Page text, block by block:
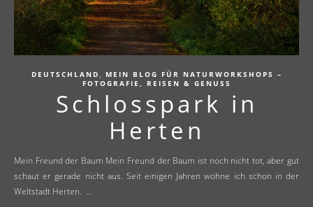
DEUTSCHLAND , MEIN BLOG FÜR NATURWORKSHOPS –
FOTOGRAFIE, REISEN & GENUSS
Schlosspark in
Herten
Mein Freund der Baum Mein Freund der Baum ist noch nicht tot, aber gut
schaut er gerade nicht aus. Seit einigen Jahren wohne ich schon in der
Weltstadt Herten. …